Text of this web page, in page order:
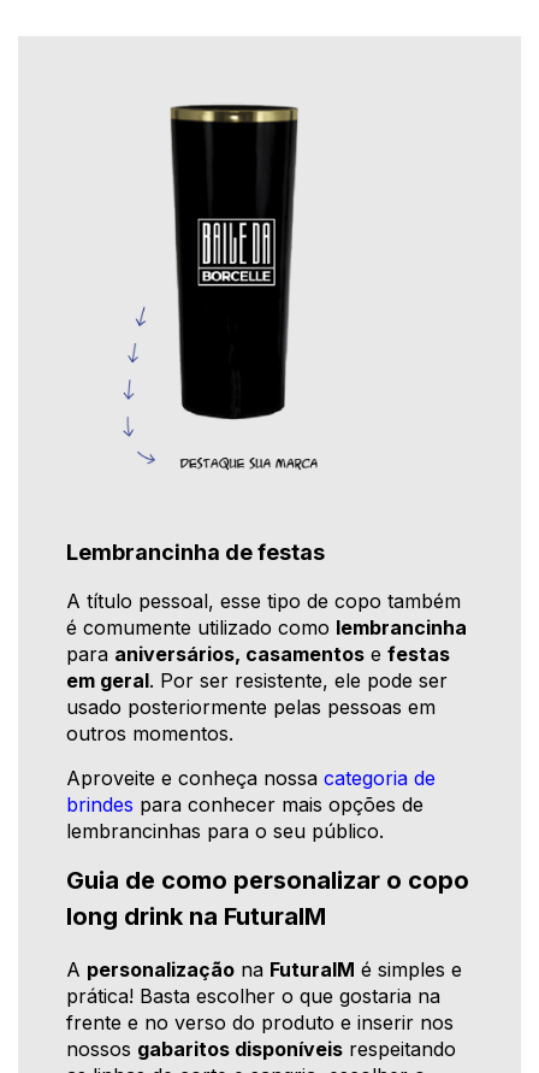
Lembrancinha de festas
A título pessoal, esse tipo de copo também
é comumente utilizado como lembrancinha
para aniversários, casamentos e festas
em geral. Por ser resistente, ele pode ser
usado posteriormente pelas pessoas em
outros momentos.
Aproveite e conheça nossa categoria de
brindes para conhecer mais opções de
lembrancinhas para o seu público.
Guia de como personalizar o copo
long drink na FuturaIM
A personalização na FuturaIM é simples e
prática! Basta escolher o que gostaria na
frente e no verso do produto e inserir nos
nossos gabaritos disponíveis respeitando